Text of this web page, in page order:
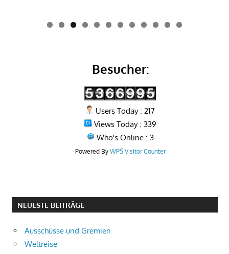
0 1 2
Besucher:
Users Today : 217
Views Today : 339
Who's Online : 3
Powered By WPS Visitor Counter
NEUESTE BEITRÄGE
Ausschüsse und Gremien
Weltreise